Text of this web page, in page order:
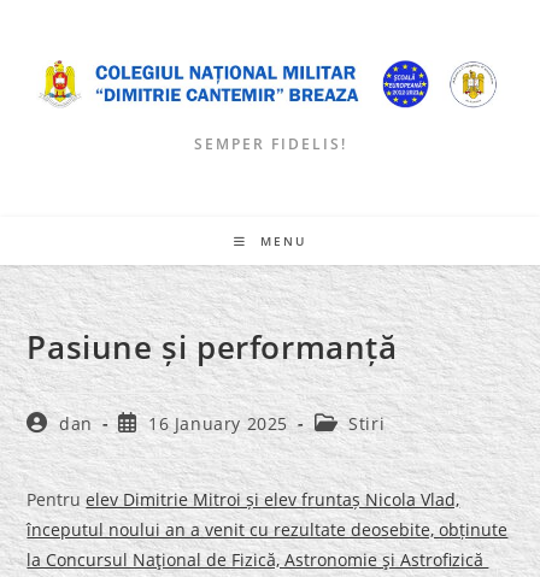
content
SEMPER FIDELIS!
MENU
Pasiune și performanță
Post
author:
dan
Post
published:
16 January 2025
Post
category:
Stiri
Pentruelev Dimitrie Mitroi și elev fruntaș Nicola Vlad,
începutul noului an a venit cu rezultate deosebite, obținute
la Concursul Naţional de Fizică, Astronomie şi Astrofizică